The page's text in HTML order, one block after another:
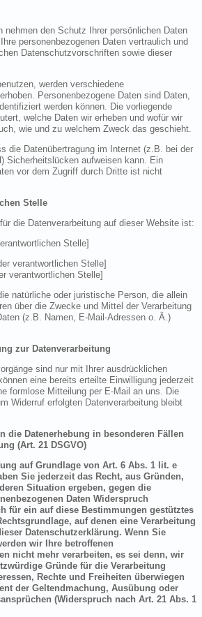
nehmen den Schutz Ihrer persönlichen Daten
personenbezogenen Daten vertraulich und
Datenschutzvorschriften sowie dieser
werden verschiedene
Personenbezogene Daten sind Daten,
werden können. Die vorliegende
welche Daten wir erheben und wofür wir
wie und zu welchem Zweck das geschieht.
die Datenübertragung im Internet (z.B. bei der
Sicherheitslücken aufweisen kann. Ein
vor dem Zugriff durch Dritte ist nicht
Stelle
die Datenverarbeitung auf dieser Website ist:
Stelle]
verantwortlichen Stelle]
verantwortlichen Stelle]
natürliche oder juristische Person, die allein
über die Zwecke und Mittel der Verarbeitung
(z.B. Namen, E-Mail-Adressen o. Ä.)
zur Datenverarbeitung
sind nur mit Ihrer ausdrücklichen
eine bereits erteilte Einwilligung jederzeit
formlose Mitteilung per E-Mail an uns. Die
Widerruf erfolgten Datenverarbeitung bleibt
die Datenerhebung in besonderen Fällen
(Art. 21 DSGVO)
auf Grundlage von Art. 6 Abs. 1 lit. e
Sie jederzeit das Recht, aus Gründen,
Situation ergeben, gegen die
Daten Widerspruch
für ein auf diese Bestimmungen gestütztes
auf denen eine Verarbeitung
Datenschutzerklärung. Wenn Sie
wir Ihre betroffenen
nicht mehr verarbeiten, es sei denn, wir
Gründe für die Verarbeitung
Rechte und Freiheiten überwiegen
der Geltendmachung, Ausübung oder
(Widerspruch nach Art. 21 Abs. 1